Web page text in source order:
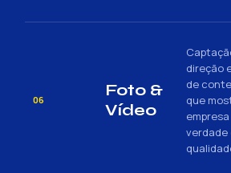
06
Foto &
Vídeo
direção
de
que
verdade